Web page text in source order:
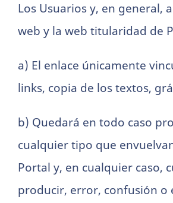
Los Usuarios y, en general,
web y la web titularidad de
a) El enlace únicamente
links, copia de los textos,
b) Quedará en todo caso
cualquier tipo que
Portal y, en cualquier caso,
producir, error, confusión o